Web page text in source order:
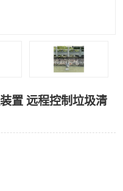
置 远程控制垃圾清